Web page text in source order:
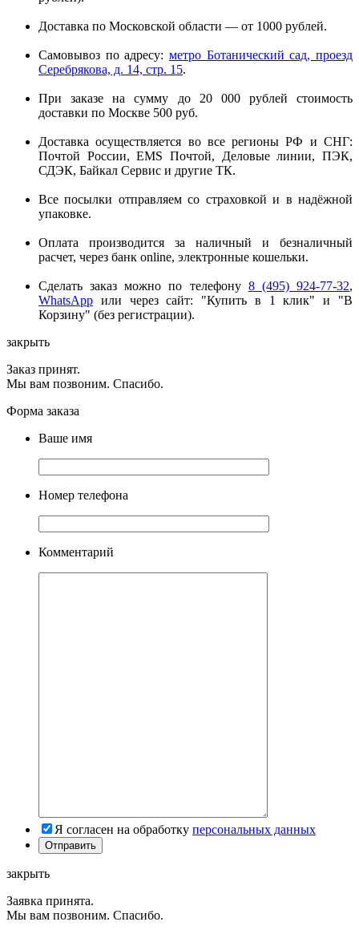
Доставка по Московской области — от 1000 рублей.
Самовывоз по адресу: метро Ботанический сад, проезд
Серебрякова, д. 14, стр. 15.
При заказе на сумму до 20 000 рублей стоимость
доставки по Москве 500 руб.
Доставка осуществляется во все регионы РФ и СНГ:
Почтой России, EMS Почтой, Деловые линии, ПЭК,
СДЭК, Байкал Сервис и другие ТК.
Все посылки отправляем со страховкой и в надёжной
упаковке.
Оплата производится за наличный и безналичный
расчет, через банк online, электронные кошельки.
Сделать заказ можно по телефону 8 (495) 924-77-32,
WhatsApp или через сайт: "Купить в 1 клик" и "В
Корзину" (без регистрации).
закрыть
Заказ принят.
Мы вам позвоним. Спасибо.
Форма заказа
Ваше имя
Номер телефона
Комментарий
Я согласен на обработку персональных данных
закрыть
Заявка принята.
Мы вам позвоним. Спасибо.